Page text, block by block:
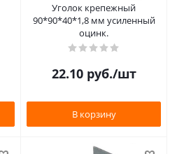
Уголок крепежный
90*90*40*1,8 мм усиленный
оцинк.
22.10руб./шт
В корзину